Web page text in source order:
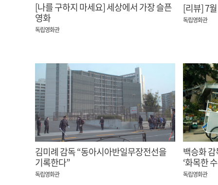
[나를 구하지 마세요] 세상에서 가장 슬픈
영화
독립영화관
[리뷰] 7
독립영화관
김미례 감독 “동아시아반일무장전선을
기록한다”
독립영화관
백승화
‘화목한
독립영화관